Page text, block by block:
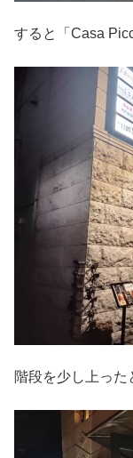
すると「Casa
階段を少し上った